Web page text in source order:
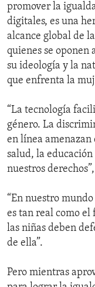
promover la
digitales, es una
alcance global de
quienes se
su ideología y la
que enfrenta la
“La tecnología
género. La
en línea amenazan
salud, la educación
nuestros
“En nuestro
es tan real como el
las niñas deben
de ella”.
Pero mientras